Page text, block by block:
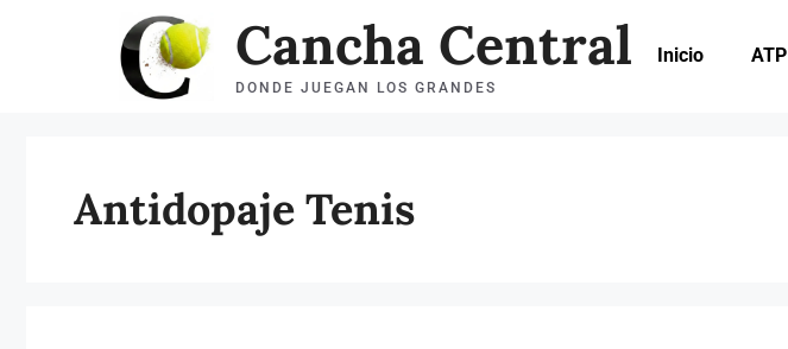
Cancha Central
DONDE JUEGAN LOS GRANDES
Inicio ATP
Antidopaje Tenis